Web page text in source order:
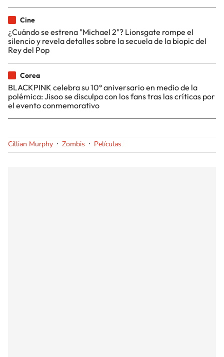
Cine
¿Cuándo se estrena "Michael 2"? Lionsgate rompe el
silencio y revela detalles sobre la secuela de la biopic del
Rey del Pop
Corea
BLACKPINK celebra su 10° aniversario en medio de la
polémica: Jisoo se disculpa con los fans tras las críticas por
el evento conmemorativo
Cillian Murphy Zombis Películas